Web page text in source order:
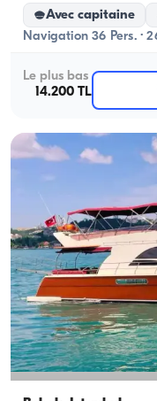
Avec capitaine
Navigation 36 Pers. ·
Le plus bas
14.200 TL